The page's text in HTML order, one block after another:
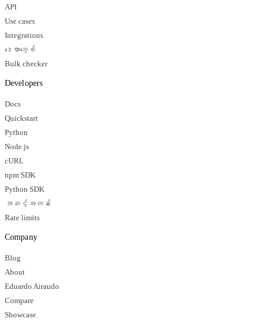
API
Use cases
Integrations
ဒေတာဘေ့စ်
Bulk checker
Developers
Docs
Quickstart
Python
Node.js
cURL
npm SDK
Python SDK
အဆင့်အတန်း
Rate limits
Company
Blog
About
Eduardo Airaudo
Compare
Showcase